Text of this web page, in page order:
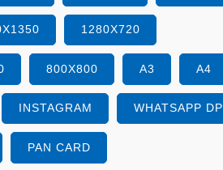
1280X720
800X800 A3 A4
INSTAGRAM WHATSAPP DP
PAN CARD